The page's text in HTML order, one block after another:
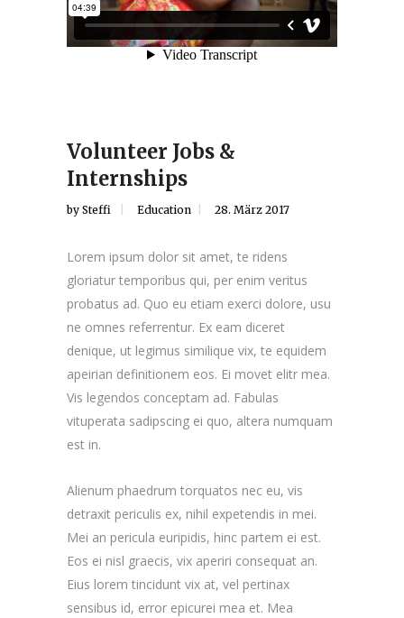
Volunteer Jobs &
Internships
by Steffi Education 28. März 2017
Lorem ipsum dolor sit amet, te ridens
gloriatur temporibus qui, per enim veritus
probatus ad. Quo eu etiam exerci dolore, usu
ne omnes referrentur. Ex eam diceret
denique, ut legimus similique vix, te equidem
apeirian definitionem eos. Ei movet elitr mea.
Vis legendos conceptam ad. Fabulas
vituperata sadipscing ei quo, altera numquam
est in.
Alienum phaedrum torquatos nec eu, vis
detraxit periculis ex, nihil expetendis in mei.
Mei an pericula euripidis, hinc partem ei est.
Eos ei nisl graecis, vix aperiri consequat an.
Eius lorem tincidunt vix at, vel pertinax
sensibus id, error epicurei mea et. Mea